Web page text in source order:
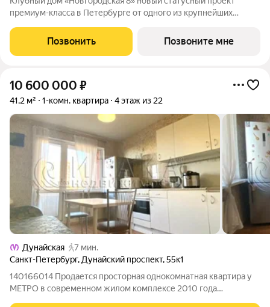
премиум-класса в Петербурге от одного из крупнейших
Новгородской улице в районе со сложившейся
инфраструктурой, в непосредственной близости
Позвонить Позвоните мне
10 600 000 ₽
41,2 м² 1-комн. квартира 4 этаж из 22
Дунайская
7 мин.
Санкт-Петербург, Дунайский проспект,55к1
140166014 Продается просторная однокомнатная квартира у
МЕТРО в современном жилом комплексе 2010 года